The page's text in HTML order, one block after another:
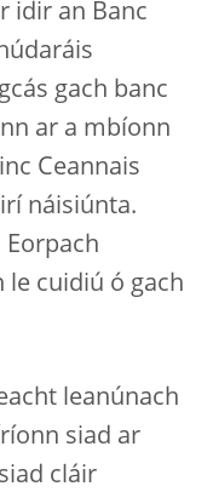
idir an Banc
gach banc
ar a mbíonn
Ceannais
náisiúnta.
Eorpach
cuidiú ó gach
leanúnach
siad ar
cláir